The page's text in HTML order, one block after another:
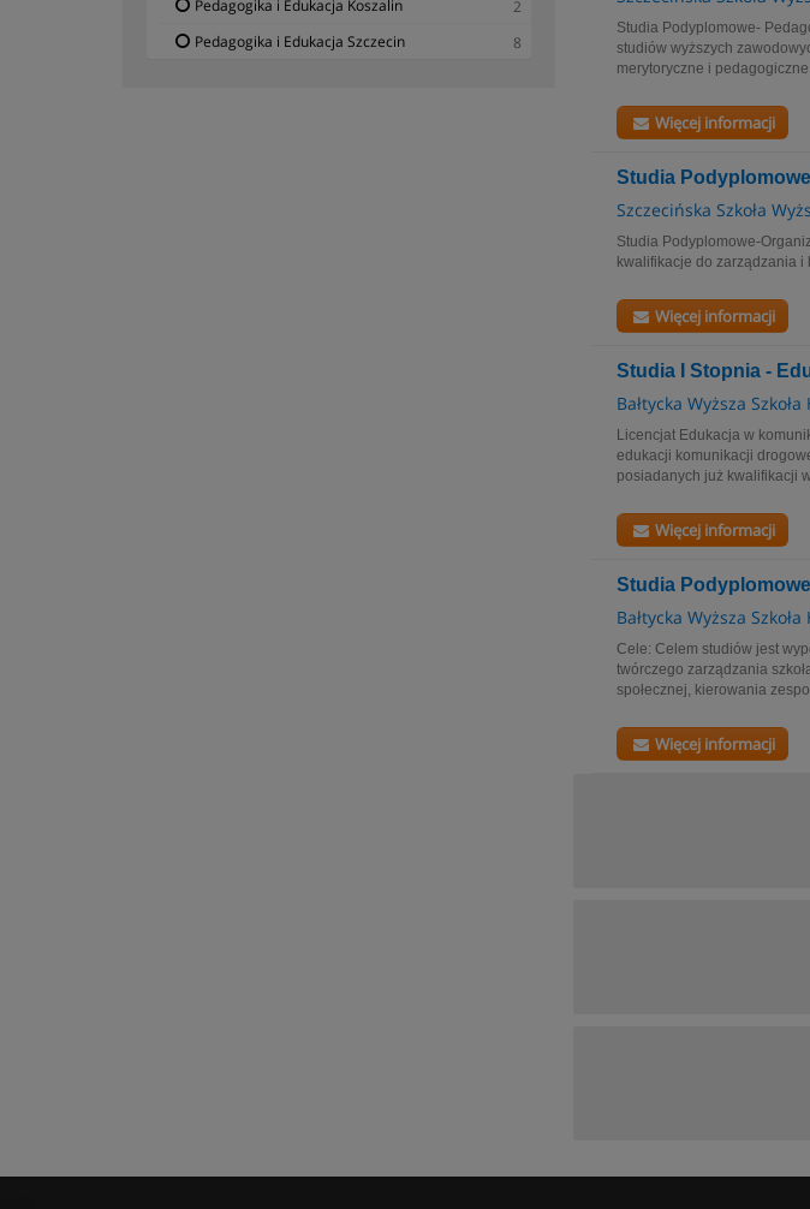
Studia Podyplomowe-
studiów wyższych
merytoryczne i
Więcej informacji
Studia
Szczecińska Szkoła
Studia Podyplomowe-
kwalifikacje do zarządzania
Więcej informacji
Studia I Stopnia -
Bałtycka Wyższa
Licencjat Edukacja w
edukacji komunikacji
posiadanych już kwalifikacji
Więcej informacji
Studia
Bałtycka Wyższa
Cele: Celem studiów jest
twórczego zarządzania
społecznej, kierowania
Więcej informacji
Pedagogika i Edukacja Koszalin
2
Pedagogika i Edukacja Szczecin
8